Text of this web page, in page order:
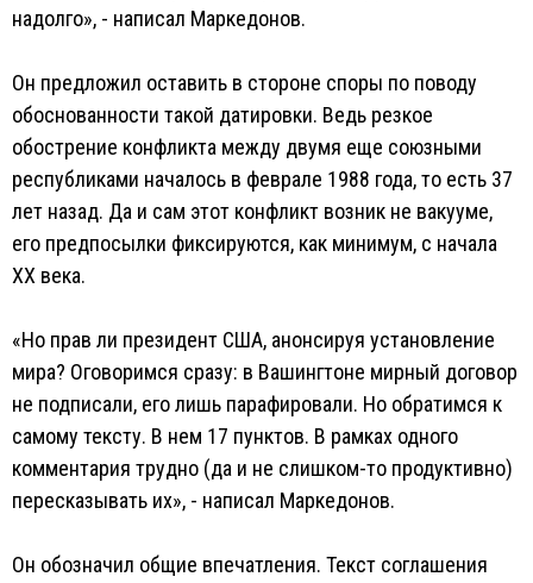
надолго», - написал Маркедонов.
Он предложил оставить в стороне споры по поводу
обоснованности такой датировки. Ведь резкое
обострение конфликта между двумя еще союзными
республиками началось в феврале 1988 года, то есть 37
лет назад. Да и сам этот конфликт возник не вакууме,
его предпосылки фиксируются, как минимум, с начала
ХХ века.
«Но прав ли президент США, анонсируя установление
мира? Оговоримся сразу: в Вашингтоне мирный договор
не подписали, его лишь парафировали. Но обратимся к
самому тексту. В нем 17 пунктов. В рамках одного
комментария трудно (да и не слишком-то продуктивно)
пересказывать их», - написал Маркедонов.
Он обозначил общие впечатления. Текст соглашения